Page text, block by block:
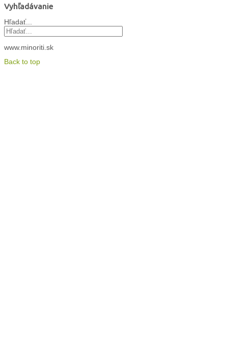
Vyhľadávanie
Hľadať...
www.minoriti.sk
Back to top